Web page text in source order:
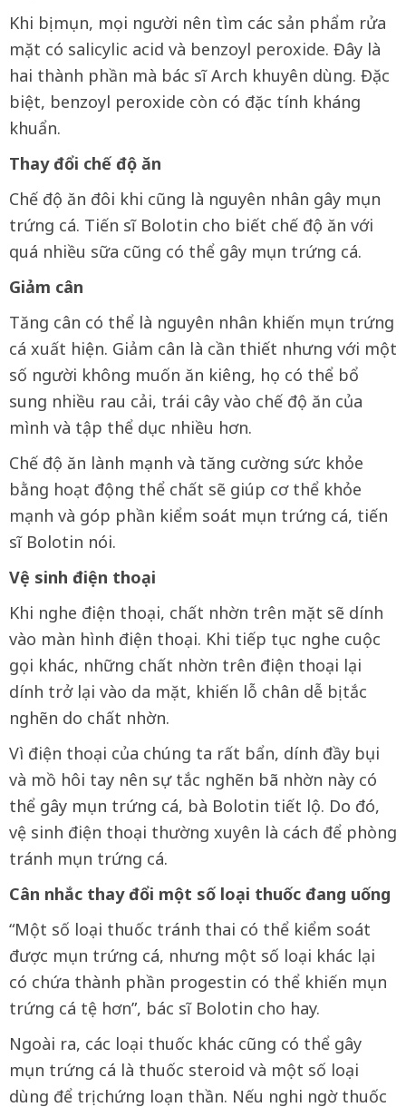
Khi bị mụn, mọi người nên tìm các sản phẩm rửa
mặt có salicylic acid và benzoyl peroxide. Đây là
hai thành phần mà bác sĩ Arch khuyên dùng. Đặc
biệt, benzoyl peroxide còn có đặc tính kháng
khuẩn.
Thay đổi chế độ ăn
Chế độ ăn đôi khi cũng là nguyên nhân gây mụn
trứng cá. Tiến sĩ Bolotin cho biết chế độ ăn với
quá nhiều sữa cũng có thể gây mụn trứng cá.
Giảm cân
Tăng cân có thể là nguyên nhân khiến mụn trứng
cá xuất hiện. Giảm cân là cần thiết nhưng với một
số người không muốn ăn kiêng, họ có thể bổ
sung nhiều rau cải, trái cây vào chế độ ăn của
mình và tập thể dục nhiều hơn.
Chế độ ăn lành mạnh và tăng cường sức khỏe
bằng hoạt động thể chất sẽ giúp cơ thể khỏe
mạnh và góp phần kiểm soát mụn trứng cá, tiến
sĩ Bolotin nói.
Vệ sinh điện thoại
Khi nghe điện thoại, chất nhờn trên mặt sẽ dính
vào màn hình điện thoại. Khi tiếp tục nghe cuộc
gọi khác, những chất nhờn trên điện thoại lại
dính trở lại vào da mặt, khiến lỗ chân dễ bị tắc
nghẽn do chất nhờn.
Vì điện thoại của chúng ta rất bẩn, dính đầy bụi
và mồ hôi tay nên sự tắc nghẽn bã nhờn này có
thể gây mụn trứng cá, bà Bolotin tiết lộ. Do đó,
vệ sinh điện thoại thường xuyên là cách để phòng
tránh mụn trứng cá.
Cân nhắc thay đổi một số loại thuốc đang uống
“Một số loại thuốc tránh thai có thể kiểm soát
được mụn trứng cá, nhưng một số loại khác lại
có chứa thành phần progestin có thể khiến mụn
trứng cá tệ hơn”, bác sĩ Bolotin cho hay.
Ngoài ra, các loại thuốc khác cũng có thể gây
mụn trứng cá là thuốc steroid và một số loại
dùng để trị chứng loạn thần. Nếu nghi ngờ thuốc